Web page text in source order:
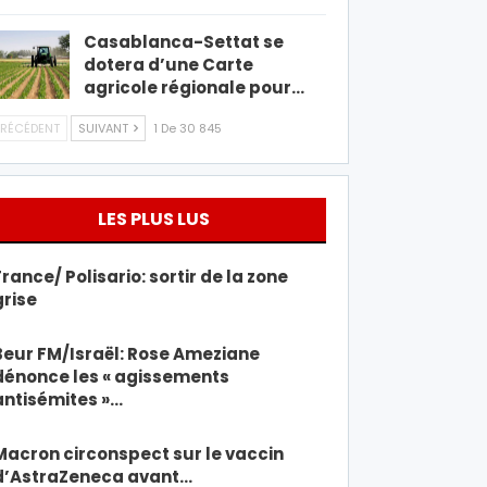
Casablanca-Settat se
dotera d’une Carte
agricole régionale pour…
SUIVANT 1 De 30 845
LES PLUS LUS
Polisario: sortir de la zone
FM/Israël: Rose Ameziane
les « agissements
»…
circonspect sur le vaccin
avant…